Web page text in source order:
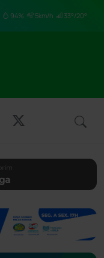
94% 5km/h 33°/20°